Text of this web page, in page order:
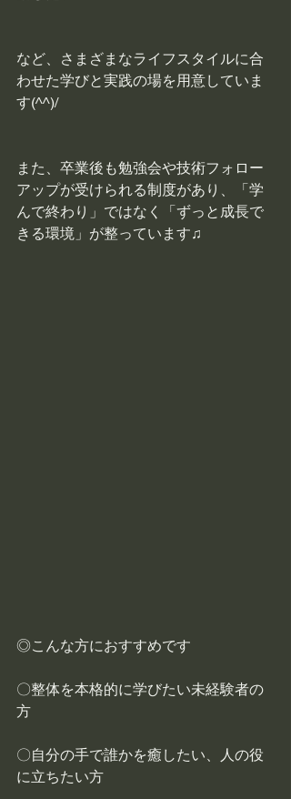
など、さまざまなライフスタイルに合
わせた学びと実践の場を用意していま
す(^^)/
また、卒業後も勉強会や技術フォロー
アップが受けられる制度があり、「学
んで終わり」ではなく「ずっと成長で
きる環境」が整っています♫
◎こんな方におすすめです
〇整体を本格的に学びたい未経験者の
方
〇自分の手で誰かを癒したい、人の役
に立ちたい方